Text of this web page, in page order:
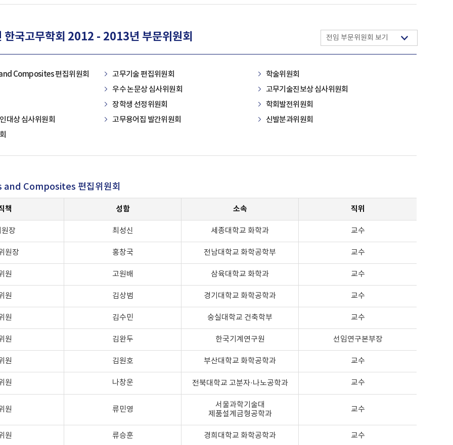
전임 부문위원회 보기
한국고무학회 2012 - 2013년 부문위원회
Composites 편집위원회 고무기술 편집위원회
학술위원회
우수 논문상 심사위원회
고무기술진보상 심사위원회
장학생 선정위원회
학회발전위원회
대상 심사위원회
고무용어집 발간위원회
신발분과위원회
Composites 편집위원회
책 성함 소속 직위
원장 최성신 세종대학교 화학과 교수
원장 홍창국 전남대학교 화학공학부 교수
원 고원배 삼육대학교 화학과 교수
원 김상범 경기대학교 화학공학과 교수
원 김수민 숭실대학교 건축학부 교수
원 김완두 한국기계연구원 선임연구본부장
원 김원호 부산대학교 화학공학과 교수
원 나창운 전북대학교 고분자·나노공학과 교수
원 류민영
서울과학기술대
제품설계금형공학과
교수
원 류승훈 경희대학교 화학공학과 교수